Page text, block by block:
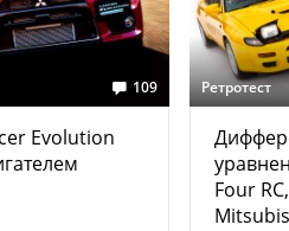
109
Evolution
Ретротест
Four